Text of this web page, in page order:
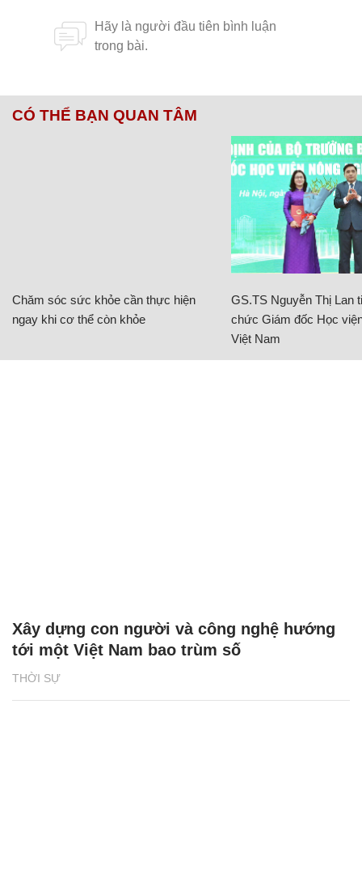
CÓ THỂ BẠN QUAN TÂM
Chăm sóc sức khỏe cần thực hiện
ngay khi cơ thể còn khỏe
GS.TS Nguyễn Thị Lan
chức Giám đốc Học
Việt Nam
THỜI SỰ
Xây dựng con người và công nghệ hướng
tới một Việt Nam bao trùm số